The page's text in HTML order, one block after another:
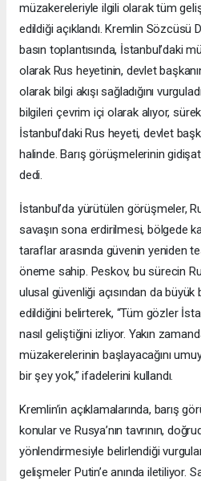
müzakereleriyle ilgili olarak tüm
edildiği açıklandı. Kremlin Sözcüsü
basın toplantısında, İstanbul’daki
olarak Rus heyetinin, devlet
olarak bilgi akışı sağladığını
bilgileri çevrim içi olarak alıyor,
İstanbul’daki Rus heyeti, devlet
halinde. Barış görüşmelerinin
dedi.
İstanbul’da yürütülen görüşmeler,
savaşın sona erdirilmesi, bölgede
taraflar arasında güvenin yeniden
öneme sahip. Peskov, bu sürecin
ulusal güvenliği açısından da
edildiğini belirterek, “Tüm gözler
nasıl geliştiğini izliyor. Yakın
müzakerelerinin başlayacağını
bir şey yok,” ifadelerini kullandı.
Kremlin’in açıklamalarında, barış
konular ve Rusya’nın tavrının,
yönlendirmesiyle belirlendiği
gelişmeler Putin’e anında iletiliyor.